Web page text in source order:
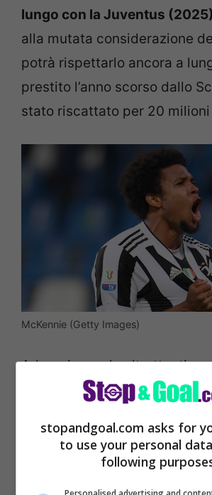
lungo con la Juventus (2025)
alla mutata considerazione
potrà rispettarlo ancora a
prestito l’anno scorso dallo
stato riscattato per 20 milioni
McKennie (Getty Images)
Ad oggi ne vale altrettanti,
che il club non possa
continuasse così allora nulla
club si ritrovebbere un
all’altezze delle aspettative di
stopandgoal.com asks for
to use your personal
following